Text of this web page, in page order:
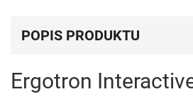
POPIS PRODUKTU
Ergotron